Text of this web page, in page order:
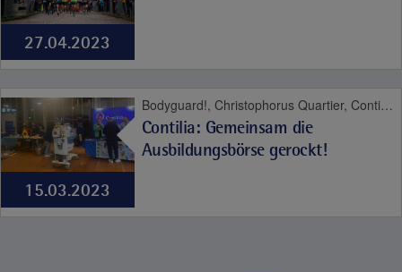
27.04.2023
15.03.2023
Bodyguard!, Christophorus Quartier, Contilia Herz- und Gefäßzentrum, Contilia Institut für Psychosoziale Medizin, Contilia Pflege und Betreuung, Contilia Zentrum für Arbeitsmedizin und Gesundheitsmanagement, Contilia Zentrum für Krankenhaushygiene, CTR Huttrop, Elisabeth-Krankenhaus Essen, Emmaus Quartier, Engelbertus Quartier, Fachklinik Kamillushaus Heidhausen, Franziskushaus, Franziskus Quartier, Geriatrie-Zentrum Haus Berge, Haus Berge, Haus Berge Quartier, Hildegardis Quartier, Katholisches Familienzentrum und Kindergarten Auf den Hufen, Kängurus - Ambulante Kinderkrankenpflege, Katholische Kliniken Ruhrhalbinsel, Laurentius Quartier, Maria Frieden Quartier, Martin Luther Quartier, Philippusstift, Raphaelhaus, SPORTZ - Medizinisches Gerätetraining, Sportz Am Uhlenkrug, St. Andreas Quartier, St. Elisabeth-Krankenhaus Niederwenigern, St. Elisabeth Quartier, St. Josef-Krankenhaus Kupferdreh, St. Josef Quartier, St. Marien-Hospital Mülheim an der Ruhr, St. Marien Quartier, Stationäre Reha Sucht, Theaterpassage, Therapie und Reha Kupferdreh, Wohnanlage St. Anna-Stift, Contilia, Karriere
Contilia: Gemeinsam die
Ausbildungsbörse gerockt!